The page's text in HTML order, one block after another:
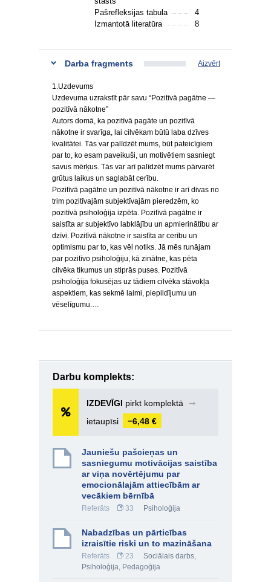
Pašrefleksijas tabula
4
Izmantotā literatūra
8
Darba fragments Aizvērt
1.Uzdevums
Uzdevuma uzrakstīt pār savu “Pozitīvā pagātne —
pozitīvā nākotne”
Autors domā, ka pozitīvā pagāte un pozitīvā
nākotne ir svarīga, lai cilvēkam būtū laba dzīves
kvalitātei. Tās var palīdzēt mums, būt pateicīgiem
par to, ko esam paveikuši, un motivētiem sasniegt
savus mērķus. Tās var arī palīdzēt mums pārvarēt
grūtus laikus un saglabāt cerību.
Pozitīvā pagātne un pozitīvā nākotne ir arī divas no
trim pozitīvajām subjektīvajām pieredzēm, ko
pozitīvā psiholoģija izpēta. Pozitīvā pagātne ir
saistīta ar subjektīvo labklājību un apmierinātību ar
dzīvi. Pozitīvā nākotne ir saistīta ar cerību un
optimismu par to, kas vēl notiks. Jā mēs runājam
par pozitīvo psiholoģiju, kā zinātne, kas pēta
cilvēka tikumus un stiprās puses. Pozitīvā
psiholoģija fokusējas uz tādiem cilvēka stāvokļa
aspektiem, kas sekmē laimi, piepildījumu un
vēselīgumu.…
Darbu komplekts:
IZDEVĪGI pirkt komplektā
➞
ietaupīsi
−6,48 €
Jauniešu pašcieņas un
sasniegumu motivācijas saistība
ar viņa novērtējumu par
emocionālajām attiecībām ar
vecākiem bērnībā
Referāts 33 Psiholoģija
Nabadzības un pārticības
izraisītie riski un to mazināšana
Referāts 23 Sociālais darbs,
Psiholoģija, Pedagoģija